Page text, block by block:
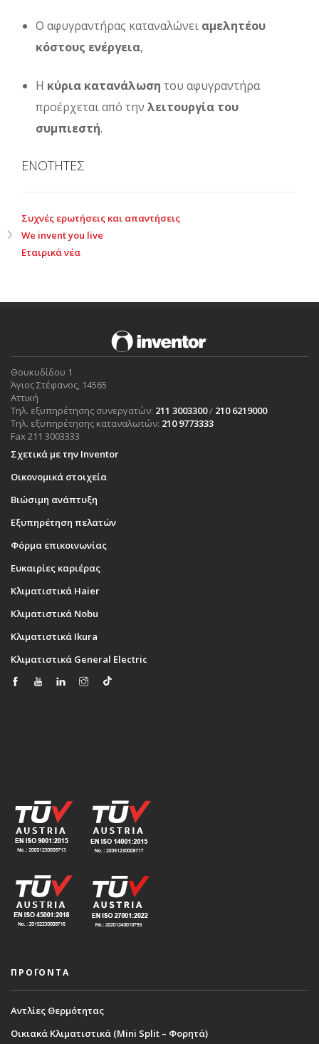
Ο αφυγραντήρας καταναλώνει αμελητέου
κόστους ενέργεια,
Η κύρια κατανάλωση του αφυγραντήρα
προέρχεται από την λειτουργία του
συμπιεστή.
ΕΝΟΤΗΤΕΣ
Συχνές ερωτήσεις και απαντήσεις
We invent you live
Εταιρικά νέα
Θουκυδίδου 1
Άγιος Στέφανος, 14565
Αττική
Τηλ. εξυπηρέτησης συνεργατών: 211 3003300/ 210 6219000
Τηλ. εξυπηρέτησης καταναλωτών: 210 9773333
Fax 211 3003333
Σχετικά με την Inventor
Οικονομικά στοιχεία
Βιώσιμη ανάπτυξη
Εξυπηρέτηση πελατών
Φόρμα επικοινωνίας
Ευκαιρίες καριέρας
Κλιματιστικά Haier
Κλιματιστικά Nobu
Κλιματιστικά Ikura
Κλιματιστικά General Electric
ΠΡΟΪΟΝΤΑ
Αντλίες Θερμότητας
Οικιακά Κλιματιστικά (Mini Split – Φορητά)